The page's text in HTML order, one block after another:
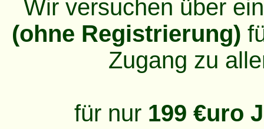
Wir versuchen über
(ohne Registrierung)
Zugang zu
für nur 199 €uro